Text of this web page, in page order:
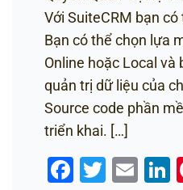
Với SuiteCRM bạn
Bạn có thể chọn lựa
Online hoặc Local và
quản trị dữ liệu của
Source code phần
triển khai. […]